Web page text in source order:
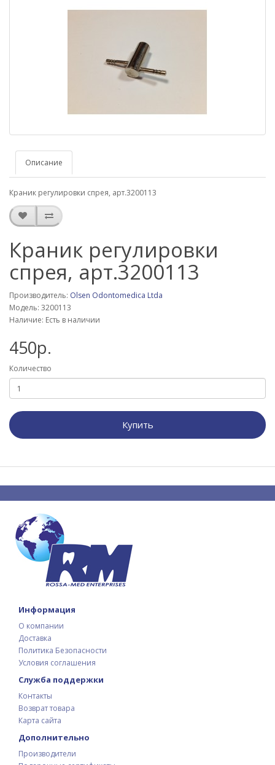
Описание
Краник регулировки спрея, арт.3200113
Краник регулировки
спрея, арт.3200113
Производитель: Olsen Odontomedica Ltda
Модель: 3200113
Наличие: Есть в наличии
450р.
Количество
Купить
Информация
О компании
Доставка
Политика Безопасности
Условия соглашения
Служба поддержки
Контакты
Возврат товара
Карта сайта
Дополнительно
Производители